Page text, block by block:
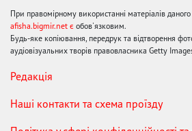
При правомірному використанні матеріалів
afisha.bigmir.net є обов'язковим.
Будь-яке копіювання, передрук та відтворення
аудіовізуальних творів правовласника Getty
Редакція
Наші контакти та схема проїзду